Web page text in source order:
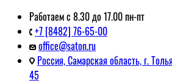
Работаем с 8.30 до 17.00 пн-пт
+7 [8482] 76-65-00
office@saton.ru
Россия, Самарская область, г.
45